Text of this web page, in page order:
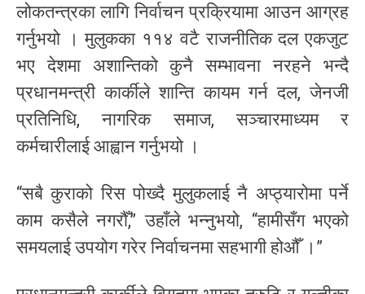
लोकतन्त्रका लागि निर्वाचन प्रक्रियामा आउन आग्रह
गर्नुभयो । मुलुकका ११४ वटै राजनीतिक दल एकजुट
भए देशमा अशान्तिको कुनै सम्भावना नरहने भन्दै
प्रधानमन्त्री कार्कीले शान्ति कायम गर्न दल, जेनजी
प्रतिनिधि, नागरिक समाज, सञ्चारमाध्यम र
कर्मचारीलाई आह्वान गर्नुभयो ।
“सबै कुराको रिस पोख्दै मुलुकलाई नै अप्ठ्यारोमा पर्ने
काम कसैले नगरौँ,” उहाँले भन्नुभयो, “हामीसँग भएको
समयलाई उपयोग गरेर निर्वाचनमा सहभागी होऔँ ।”